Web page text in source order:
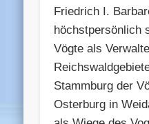
Friedrich I.
höchstpersönlich
Vögte als
Stammburg der
Osterburg in